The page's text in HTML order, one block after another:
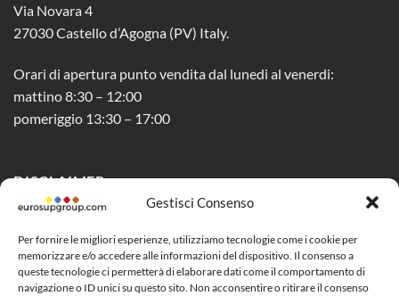
Gestisci Consenso
Per fornire le migliori esperienze, utilizziamo tecnologie come i cookie per
memorizzare e/o accedere alle informazioni del dispositivo. Il consenso a
queste tecnologie ci permetterà di elaborare dati come il comportamento di
navigazione o ID unici su questo sito. Non acconsentire o ritirare il consenso
Via Novara 4
27030 Castello d’Agogna (PV) Italy.
Orari di apertura punto vendita dal lunedi al venerdi:
mattino 8:30 – 12:00
pomeriggio 13:30 – 17:00
DISCLAIMER
Privacy Policy
Cookie Policy (UE)